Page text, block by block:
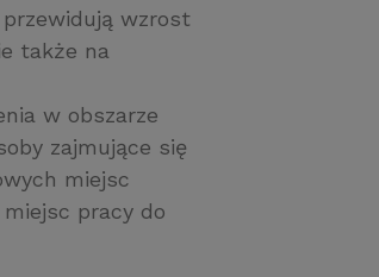
wzrost
także na
w obszarze
zajmujące się
miejsc
pracy do